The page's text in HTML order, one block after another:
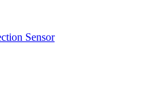
Sensor